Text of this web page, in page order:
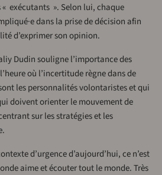
exécutants ». Selon lui, chaque
dans la prise de décision afin
d’exprimer son opinion.
Dudin souligne l’importance des
où l’incertitude règne dans de
les personnalités volontaristes et qui
doivent orienter le mouvement de
sur les stratégies et les
d’urgence d’aujourd’hui, ce n’est
aime et écouter tout le monde. Très